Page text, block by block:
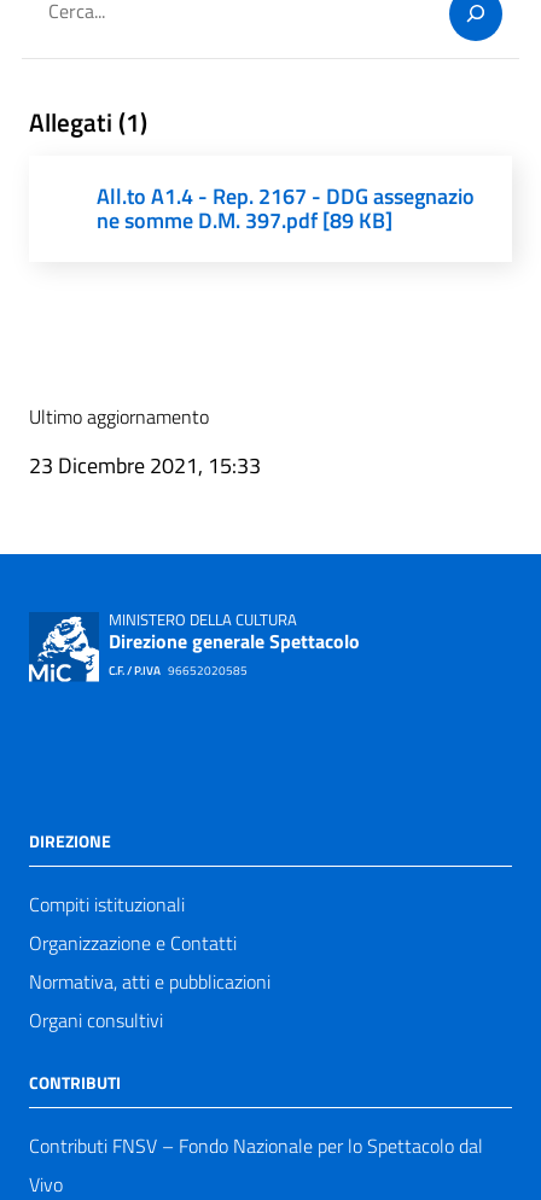
Cerca
Allegati (1)
All.to A1.4 - Rep. 2167 - DDG assegnazio
ne somme D.M. 397.pdf [89 KB]
Ultimo aggiornamento
23 Dicembre 2021, 15:33
MINISTERO DELLA CULTURA
Direzione generale Spettacolo
C.F. / P.IVA 96652020585
DIREZIONE
Compiti istituzionali
Organizzazione e Contatti
Normativa, atti e pubblicazioni
Organi consultivi
CONTRIBUTI
Contributi FNSV – Fondo Nazionale per lo Spettacolo dal
Vivo